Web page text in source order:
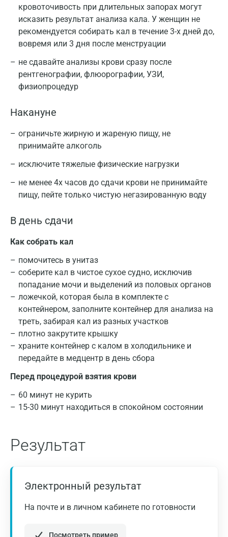
кровоточивость при длительных запорах могут
исказить результат анализа кала. У женщин не
рекомендуется собирать кал в течение 3-х дней до,
вовремя или 3 дня после менструации
не сдавайте анализы крови сразу после
рентгенографии, флюорографии, УЗИ,
физиопроцедур
Накануне
ограничьте жирную и жареную пищу, не
принимайте алкоголь
исключите тяжелые физические нагрузки
не менее 4х часов до сдачи крови не принимайте
пищу, пейте только чистую негазированную воду
В день сдачи
Как собрать кал
помочитесь в унитаз
соберите кал в чистое сухое судно, исключив
попадание мочи и выделений из половых органов
ложечкой, которая была в комплекте с
контейнером, заполните контейнер для анализа на
треть, забирая кал из разных участков
плотно закрутите крышку
храните контейнер с калом в холодильнике и
передайте в медцентр в день сбора
Перед процедурой взятия крови
60 минут не курить
15-30 минут находиться в спокойном состоянии
Результат
Электронный результат
На почте и в личном кабинете по готовности
Посмотреть пример
Концентрация РЭА в сыворотке крови больных
раком прямой кишки коррелирует со стадией
заболевания и служит показателем
эффективности оперативного вмешательства,
уровня РЭА в сыворотке крови используется в
опухолях концентрация РЭА постоянно растет,
причем в начальном периоде его рост имеет
Впервые антиген CA 19-9 был обнаружен у
впоследствии он был выявлен у больных раком
железы и желчных протоков. Повышение